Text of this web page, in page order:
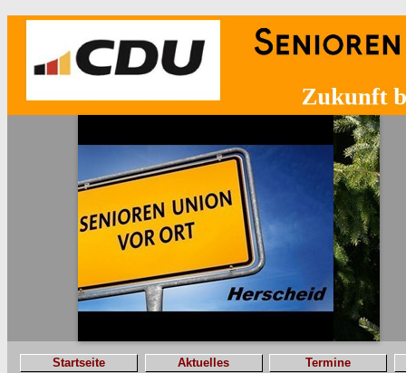
Startseite Aktuelles Termine